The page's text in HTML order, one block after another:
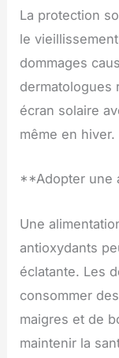
La protection
le
dommages
dermatologues
écran solaire
même en hiver.
**Adopter une
Une
antioxydants
éclatante. Les
consommer
maigres et de
maintenir la